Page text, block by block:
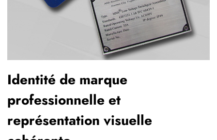
Identité de marque
professionnelle et
représentation visuelle